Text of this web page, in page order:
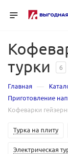
турки
6
Главная —
Приготовление
Кофеварки
Турка на плиту
Электрическая